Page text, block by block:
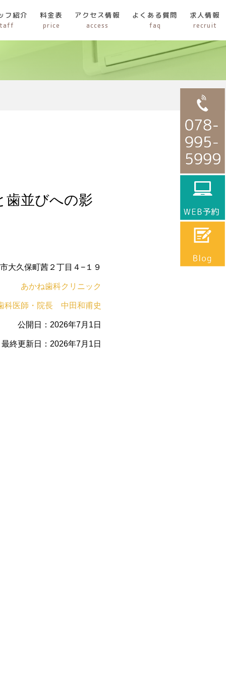
フ紹介 料金表
price
アクセス情報
access
よくある質問
faq
求人情報
recruit
歯並びへの影
大久保町茜２丁目４−１９
あかね歯科クリニック
科医師・院長 中田和甫史
公開日：2026年7月1日
最終更新日：2026年7月1日